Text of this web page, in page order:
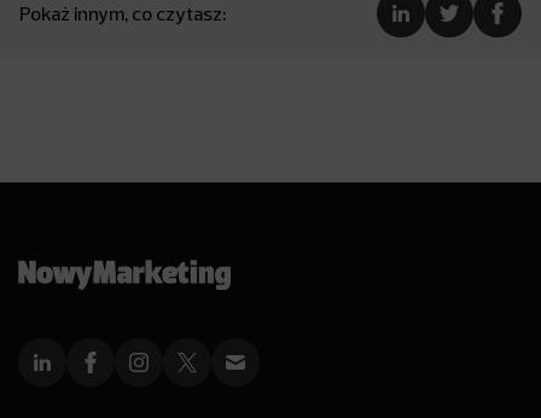
Pokaż innym, co czytasz: